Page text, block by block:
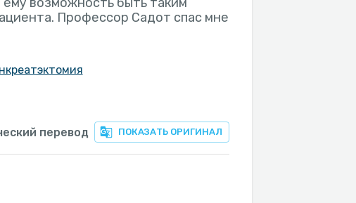
Профессор Садот спас мне
ПОКАЗАТЬ ОРИГИНАЛ
перевод